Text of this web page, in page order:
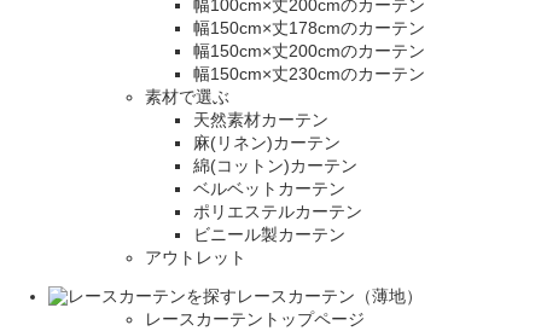
幅100cm×丈200cmのカーテン
幅150cm×丈178cmのカーテン
幅150cm×丈200cmのカーテン
幅150cm×丈230cmのカーテン
素材で選ぶ
天然素材カーテン
麻(リネン)カーテン
綿(コットン)カーテン
ベルベットカーテン
ポリエステルカーテン
ビニール製カーテン
アウトレット
レースカーテン（薄地）
レースカーテントップページ